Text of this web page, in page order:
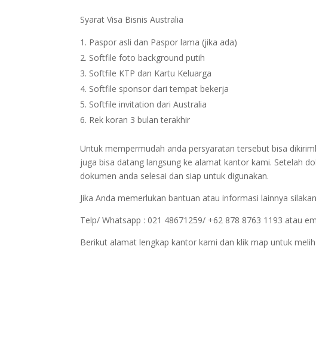
Syarat Visa Bisnis Australia
Paspor asli dan Paspor lama (jika ada)
Softfile foto background putih
Softfile KTP dan Kartu Keluarga
Softfile sponsor dari tempat bekerja
Softfile invitation dari Australia
Rek koran 3 bulan terakhir
Untuk mempermudah anda persyaratan tersebut bisa
juga bisa datang langsung ke alamat kantor kami. Setelah
dokumen anda selesai dan siap untuk digunakan.
Jika Anda memerlukan bantuan atau informasi lainnya
Telp/ Whatsapp : 021 48671259/ +62 878 8763 1193 atau
Berikut alamat lengkap kantor kami dan klik map untuk